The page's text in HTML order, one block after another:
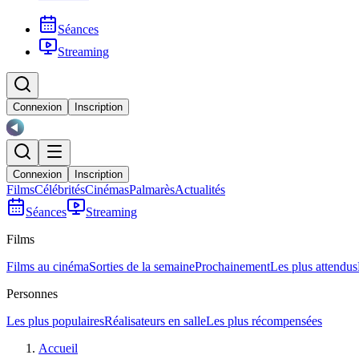
Séances
Streaming
Connexion Inscription
Connexion Inscription
FilmsCélébritésCinémasPalmarèsActualités
Séances
Streaming
Films
Films au cinémaSorties de la semaineProchainementLes plus attendus
Personnes
Les plus populairesRéalisateurs en salleLes plus récompensées
Accueil